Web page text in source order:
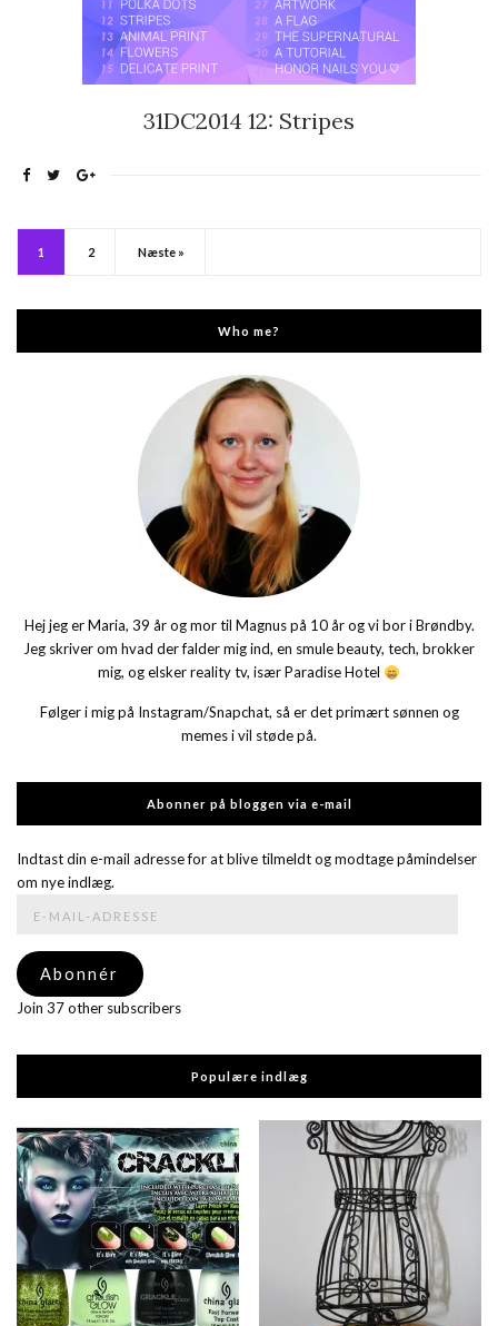
31DC2014 12: Stripes
1 2 Næste »
Who me?
Hej jeg er Maria, 39 år og mor til Magnus på 10 år og vi bor i Brøndby.
Jeg skriver om hvad der falder mig ind, en smule beauty, tech, brokker
mig, og elsker reality tv, især Paradise Hotel
Følger i mig på Instagram/Snapchat, så er det primært sønnen og
memes i vil støde på.
Abonner på bloggen via e-mail
Indtast din e-mail adresse for at blive tilmeldt og modtage påmindelser
om nye indlæg.
adresse
Abonnér
Join 37 other subscribers
Populære indlæg